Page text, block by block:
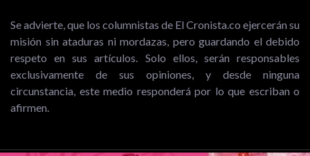
Se advierte, que los columnistas de El Cronista.co ejercerán su
misión sin ataduras ni mordazas, pero guardando el debido
respeto en sus artículos. Solo ellos, serán responsables
exclusivamente de sus opiniones, y desde ninguna
circunstancia, este medio responderá por lo que escriban o
afirmen.